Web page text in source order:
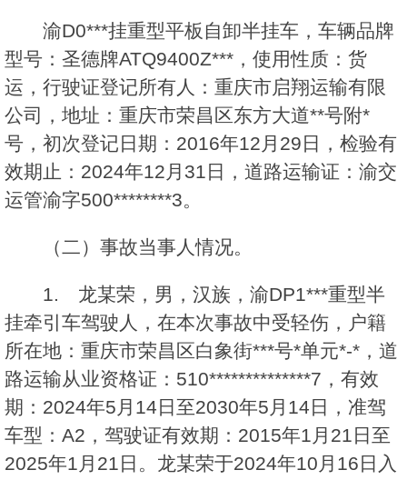
渝D0***挂重型平板自卸半挂车，车辆品牌
型号：圣德牌ATQ9400Z***，使用性质：货
运，行驶证登记所有人：重庆市启翔运输有限
公司，地址：重庆市荣昌区东方大道**号附*
号，初次登记日期：2016年12月29日，检验有
效期止：2024年12月31日，道路运输证：渝交
运管渝字500********3。
（二）事故当事人情况。
1. 龙某荣，男，汉族，渝DP1***重型半
挂牵引车驾驶人，在本次事故中受轻伤，户籍
所在地：重庆市荣昌区白象街***号*单元*-*，道
路运输从业资格证：510**************7，有效
期：2024年5月14日至2030年5月14日，准驾
车型：A2，驾驶证有效期：2015年1月21日至
2025年1月21日。龙某荣于2024年10月16日入